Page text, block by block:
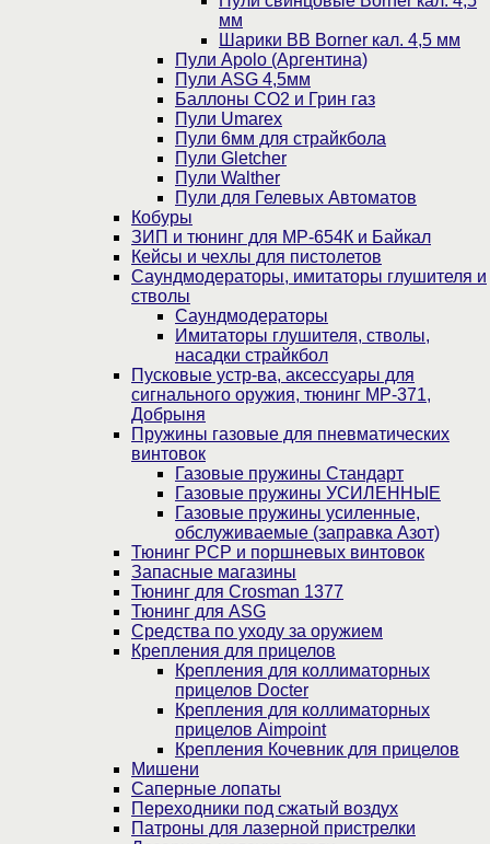
мм
Шарики BB Borner кал. 4,5 мм
Пули Apolo (Аргентина)
Пули ASG 4,5мм
Баллоны CO2 и Грин газ
Пули Umarex
Пули 6мм для страйкбола
Пули Gletcher
Пули Walther
Пули для Гелевых Автоматов
Кобуры
ЗИП и тюнинг для МР-654К и Байкал
Кейсы и чехлы для пистолетов
Саундмодераторы, имитаторы глушителя и
стволы
Саундмодераторы
Имитаторы глушителя, стволы,
насадки страйкбол
Пусковые устр-ва, аксессуары для
сигнального оружия, тюнинг МР-371,
Добрыня
Пружины газовые для пневматических
винтовок
Газовые пружины Стандарт
Газовые пружины УСИЛЕННЫЕ
Газовые пружины усиленные,
обслуживаемые (заправка Азот)
Тюнинг PCP и поршневых винтовок
Запасные магазины
Тюнинг для Crosman 1377
Тюнинг для ASG
Средства по уходу за оружием
Крепления для прицелов
Крепления для коллиматорных
прицелов Docter
Крепления для коллиматорных
прицелов Aimpoint
Крепления Кочевник для прицелов
Мишени
Саперные лопаты
Переходники под сжатый воздух
Патроны для лазерной пристрелки